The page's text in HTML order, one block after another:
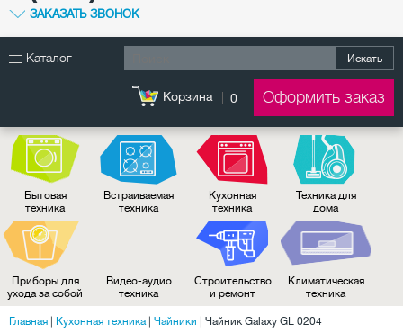
ЗАКАЗАТЬ ЗВОНОК
Каталог Искать
Корзина 0 Оформить заказ
Бытовая
техника
Встраиваемая
техника
Кухонная
техника
Техника для
дома
Приборы для
ухода за собой
Видео-аудио
техника
Строительство
и ремонт
Климатическая
техника
Главная Кухонная техника| Чайники Чайник Galaxy GL 0204